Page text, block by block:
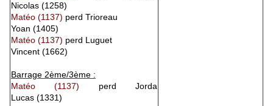
Nicolas (1258)
Matéo (1137) perd Trioreau
Yoan (1405)
Matéo (1137) perd Luguet
Vincent (1662)
Barrage 2ème/3ème :
Matéo (1137) perdJorda
Lucas (1331)